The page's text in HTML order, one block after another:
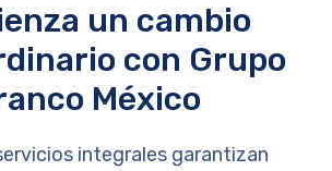
un cambio
con Grupo
México
integrales garantizan